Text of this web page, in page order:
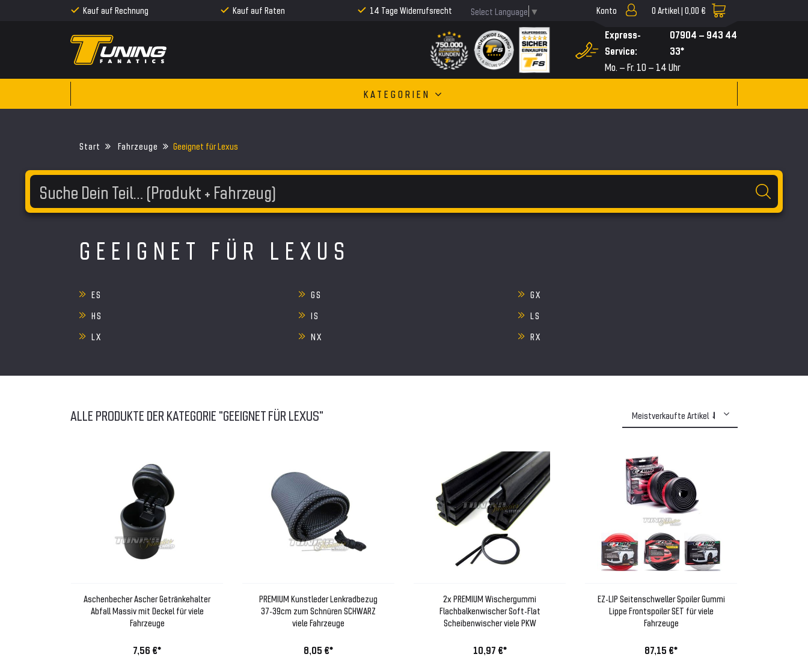
Kauf auf Rechnung Kauf auf Raten 14 Tage Widerrufsrecht Select Language ▼ Konto 0 Artikel | 0,00 €
Express-
Service:
07904 – 943 44
33*
Mo. – Fr. 10 – 14 Uhr
KATEGORIEN
Fahrzeuge Geeignet für Lexus
GEEIGNET FÜR LEXUS
ES GS
GX
HS
IS
LS
LX
NX RX
ALLE PRODUKTE DER KATEGORIE "GEEIGNET FÜR LEXUS"
Aschenbecher Ascher Getränkehalter
Abfall Massiv mit Deckel für viele
Fahrzeuge
7,56 €*
PREMIUM Kunstleder Lenkradbezug
37-39cm zum Schnüren SCHWARZ
viele Fahrzeuge
8,05 €*
2x PREMIUM Wischergummi
Flachbalkenwischer Soft-Flat
Scheibenwischer viele PKW
10,97 €*
EZ-LIP Seitenschweller Spoiler Gummi
Lippe Frontspoiler SET für viele
Fahrzeuge
87,15 €*